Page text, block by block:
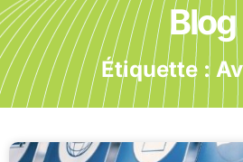
Blog
Étiquette :